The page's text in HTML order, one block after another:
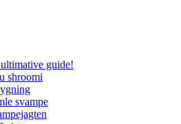
guide!
shroomi
svampe